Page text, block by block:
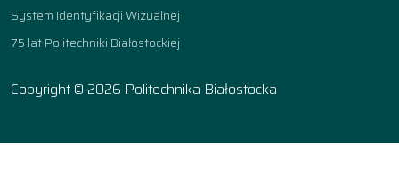
System Identyfikacji Wizualnej
75 lat Politechniki Białostockiej
Copyright © 2026 Politechnika Białostocka